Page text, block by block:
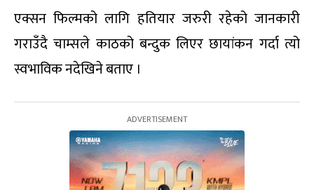
एक्सन फिल्मको लागि हतियार जरुरी रहेको जानकारी
गराउँदै चाम्सले काठको बन्दुक लिएर छायांकन गर्दा त्यो
स्वभाविक नदेखिने बताए ।